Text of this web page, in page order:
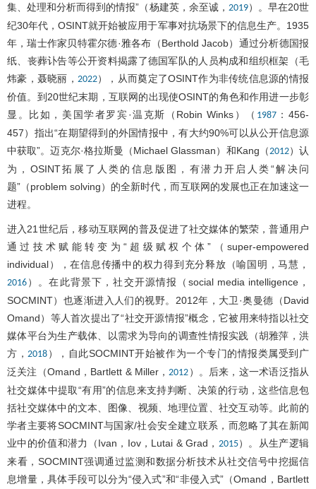
集、处理和分析而得到的情报”（杨建英，余至诚， 2019）。早在20世
纪30年代，OSINT就开始被应用于军事对抗场景下的信息生产。1935
年，瑞士作家贝特霍尔德·雅各布（Berthold Jacob）通过分析德国报
纸、丧葬讣告等公开资料揭露了德国军队的人员构成和组织框架（毛
炜豪，聂晓丽， 2022），从而奠定了OSINT作为非传统信息源的情报
价值。到20世纪末期，互联网的出现使OSINT的角色和作用进一步彰
显。比如，美国学者罗宾·温克斯（Robin Winks）（ 1987：456-
457）指出“在期望得到的外国情报中，有大约90%可以从公开信息源
中获取”。迈克尔·格拉斯曼（Michael Glassman）和Kang（2012）认
为，OSINT拓展了人类的信息版图，有潜力开启人类“解决问
题”（problem solving）的全新时代，而互联网的发展也正在加速这一
进程。
进入21世纪后，移动互联网的普及促进了社交媒体的繁荣，普通用户
通过技术赋能转变为“超级赋权个体”（super-empowered
individual），在信息传播中的权力得到充分释放（喻国明，马慧，
2016 ）。在此背景下，社交开源情报（social media intelligence，
SOCMINT）也逐渐进入人们的视野。2012年，大卫·奥曼德（David
Omand）等人首次提出了“社交开源情报”概念，它被用来特指以社交
媒体平台为生产载体、以需求为导向的调查性情报实践（胡雅萍，洪
方， 2018 ），自此SOCMINT开始被作为一个专门的情报类属受到广
泛关注（Omand，Bartlett & Miller， 2012 ）。后来，这一术语泛指从
社交媒体中提取“有用”的信息来支持判断、决策的行动，这些信息包
括社交媒体中的文本、图像、视频、地理位置、社交互动等。此前的
学者主要将SOCMINT与国家/社会安全建立联系，而忽略了其在新闻
业中的价值和潜力（Ivan，Iov，Lutai & Grad， 2015）。从生产逻辑
来看，SOCMINT强调通过监测和数据分析技术从社交信号中挖掘信
息增量，具体手段可以分为“侵入式”和“非侵入式”（Omand，Bartlett